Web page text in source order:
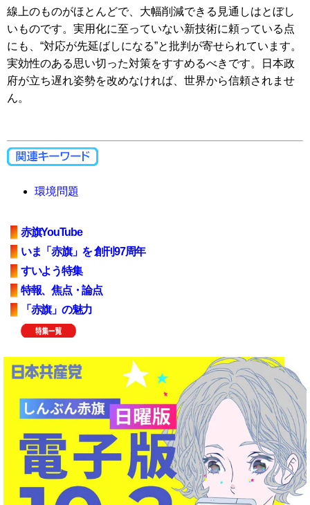
線上のものがほとんどで、大幅削減できる見通しはとぼし
いものです。実用化に至っていない新技術に頼っている点
にも、“対応が先延ばしになる”と批判が寄せられています。
実効性のある思い切った対策をすすめるべきです。日本政
府が立ち遅れ姿勢を改めなければ、世界から信頼されませ
ん。
環境問題
赤旗YouTube
いま「赤旗」を 創刊97周年
すいよう特集
特報、焦点・論点
「赤旗」の魅力